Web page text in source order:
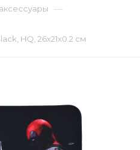
—
HQ, 26x21x0.2 см